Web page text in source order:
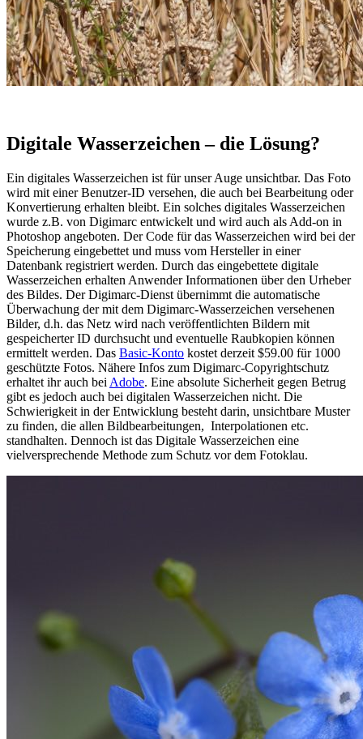
Digitale Wasserzeichen – die Lösung?
Ein digitales Wasserzeichen ist für unser Auge unsichtbar. Das Foto
wird mit einer Benutzer-ID versehen, die auch bei Bearbeitung oder
Konvertierung erhalten bleibt. Ein solches digitales Wasserzeichen
wurde z.B. von Digimarc entwickelt und wird auch als Add-on in
Photoshop angeboten. Der Code für das Wasserzeichen wird bei der
Speicherung eingebettet und muss vom Hersteller in einer
Datenbank registriert werden. Durch das eingebettete digitale
Wasserzeichen erhalten Anwender Informationen über den Urheber
des Bildes. Der Digimarc-Dienst übernimmt die automatische
Überwachung der mit dem Digimarc-Wasserzeichen versehenen
Bilder, d.h. das Netz wird nach veröffentlichten Bildern mit
gespeicherter ID durchsucht und eventuelle Raubkopien können
ermittelt werden. Das Basic-Konto kostet derzeit $59.00 für 1000
geschützte Fotos. Nähere Infos zum Digimarc-Copyrightschutz
erhaltet ihr auch bei Adobe. Eine absolute Sicherheit gegen Betrug
gibt es jedoch auch bei digitalen Wasserzeichen nicht. Die
Schwierigkeit in der Entwicklung besteht darin, unsichtbare Muster
zu finden, die allen Bildbearbeitungen, Interpolationen etc.
standhalten. Dennoch ist das Digitale Wasserzeichen eine
vielversprechende Methode zum Schutz vor dem Fotoklau.